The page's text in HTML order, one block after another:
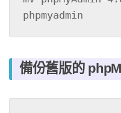
phpmyadmin
備份舊版的